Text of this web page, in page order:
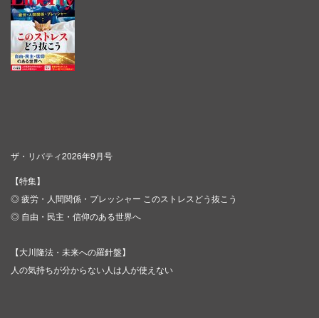
ザ・リバティ2026年9月号
【特集】
◎ 疲労・人間関係・プレッシャー このストレスどう抜こう
◎ 自由・民主・信仰のある世界へ
【大川隆法・未来への羅針盤】
人の気持ちが分からない人は人が使えない